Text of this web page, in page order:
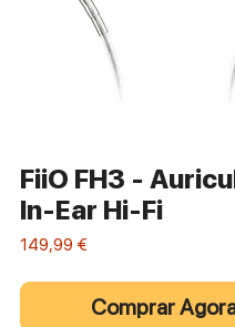
FiiO FH3 -
In-Ear Hi-Fi
149,99 €
Comprar